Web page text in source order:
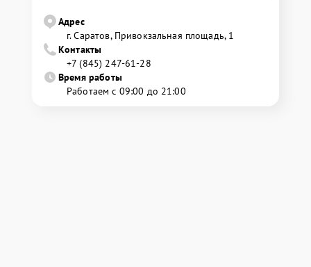
Адрес
г. Саратов, Привокзальная площадь, 1
Контакты
+7 (845) 247-61-28
Время работы
Работаем с 09:00 до 21:00